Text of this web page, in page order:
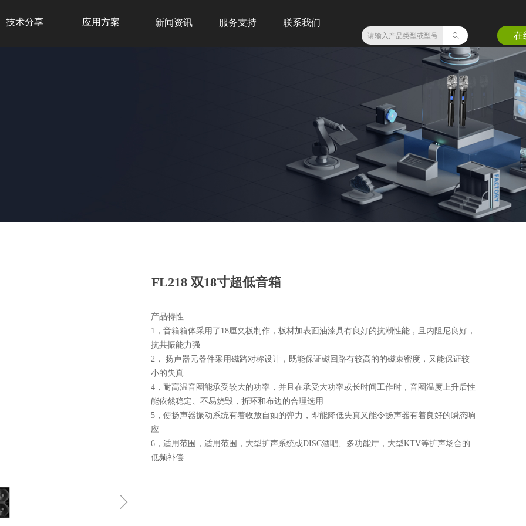
技术分享 应用方案 新闻资讯 服务支持 联系我们
ꄠ 在
ꁇ
FL218 双18寸超低音箱
产品特性
1，音箱箱体采用了18厘夹板制作，板材加表面油漆具有良好的抗潮性能，且内阻尼良好，
抗共振能力强
2， 扬声器元器件采用磁路对称设计，既能保证磁回路有较高的的磁束密度，又能保证较
小的失真
4，耐高温音圈能承受较大的功率，并且在承受大功率或长时间工作时，音圈温度上升后性
能依然稳定、不易烧毁，折环和布边的合理选用
5，使扬声器振动系统有着收放自如的弹力，即能降低失真又能令扬声器有着良好的瞬态响
应
6，适用范围，适用范围，大型扩声系统或DISC酒吧、多功能厅，大型KTV等扩声场合的
低频补偿